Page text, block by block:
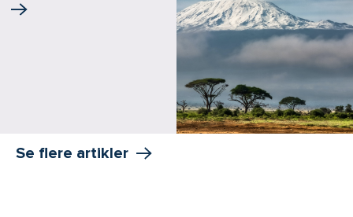
Se flere artikler